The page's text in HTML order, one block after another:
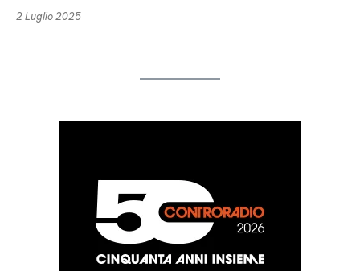
2 Luglio 2025